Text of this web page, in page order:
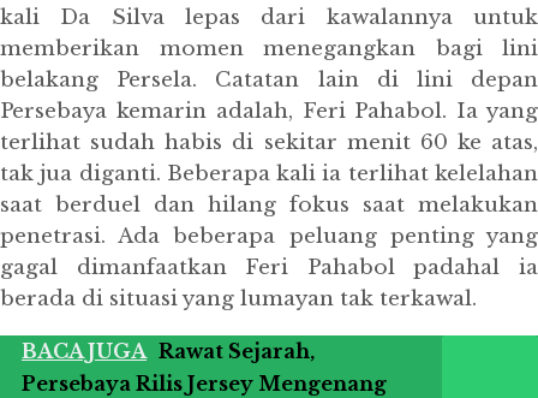
kali Da Silva lepas dari kawalannya untuk
memberikan momen menegangkan bagi lini
belakang Persela. Catatan lain di lini depan
Persebaya kemarin adalah, Feri Pahabol. Ia yang
terlihat sudah habis di sekitar menit 60 ke atas,
tak jua diganti. Beberapa kali ia terlihat kelelahan
saat berduel dan hilang fokus saat melakukan
penetrasi. Ada beberapa peluang penting yang
gagal dimanfaatkan Feri Pahabol padahal ia
berada di situasi yang lumayan tak terkawal.
BACA JUGA Rawat Sejarah,
Persebaya Rilis Jersey Mengenang